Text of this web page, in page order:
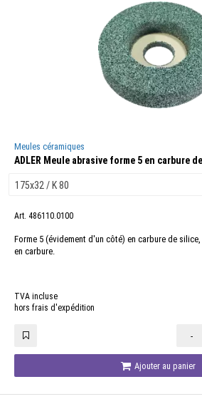
Meules céramiques
ADLER Meule abrasive forme 5 en carbure
Art. 486110.0100
Forme 5 (évidement d'un côté) en carbure de
en carbure.
TVA incluse
hors frais d'expédition
-
Ajouter au panier